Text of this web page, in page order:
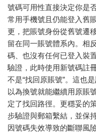
號碼可用性直接決定你是
常用手機號且仍能登入舊
更，把賬號身份從舊號遷
留在同一賬號體系內。相
碼、也沒有任何已登入裝
驗證，此時使用新號碼註
不是“找回原賬號”。這也
以為換號就能繼續用原賬
定了找回路徑。更穩妥的
步驗證與郵箱繫結，並保
因號碼失效導致的斷聯風險